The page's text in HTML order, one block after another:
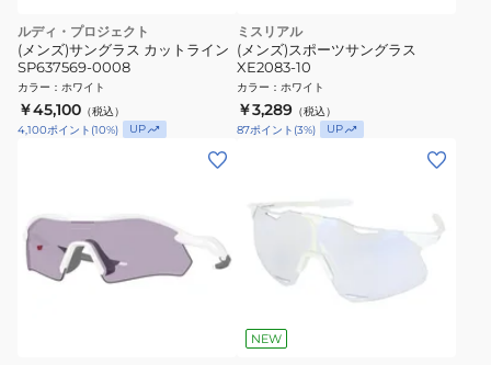
ルディ・プロジェクト
(メンズ)サングラス カットライン
SP637569-0008
カラー ： ホワイト
￥45,100 （税込）
4,100ポイント (10%) UP
ミスリアル
(メンズ)スポーツサングラス
XE2083-10
カラー ： ホワイト
￥3,289 （税込）
87ポイント (3%) UP
NEW